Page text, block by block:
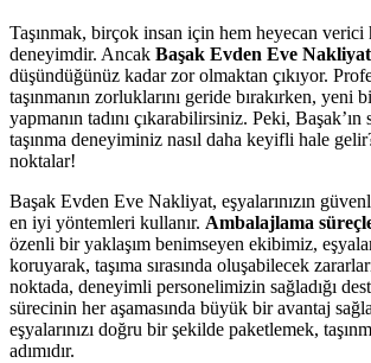
Taşınmak, birçok insan için hem heyecan verici
deneyimdir. Ancak Başak Evden Eve Nakliyat
düşündüğünüz kadar zor olmaktan çıkıyor.
taşınmanın zorluklarını geride bırakırken, yeni
yapmanın tadını çıkarabilirsiniz. Peki,
taşınma deneyiminiz nasıl daha keyifli hale
noktalar!
Başak Evden Eve Nakliyat, eşyalarınızın
en iyi yöntemleri kullanır. Ambalajlama
özenli bir yaklaşım benimseyen ekibimiz,
koruyarak, taşıma sırasında oluşabilecek
noktada, deneyimli personelimizin sağladığı
sürecinin her aşamasında büyük bir avantaj
eşyalarınızı doğru bir şekilde paketlemek,
adımıdır.